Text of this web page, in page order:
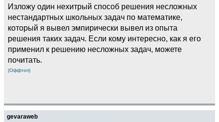
Изложу один нехитрый способ решения несложных
нестандартных школьных задач по математике,
который я вывел эмпирически вывел из опыта
решения таких задач. Если кому интересно, как я его
применил к решению несложных задач, можете
почитать.
(Оффтоп)
gevaraweb